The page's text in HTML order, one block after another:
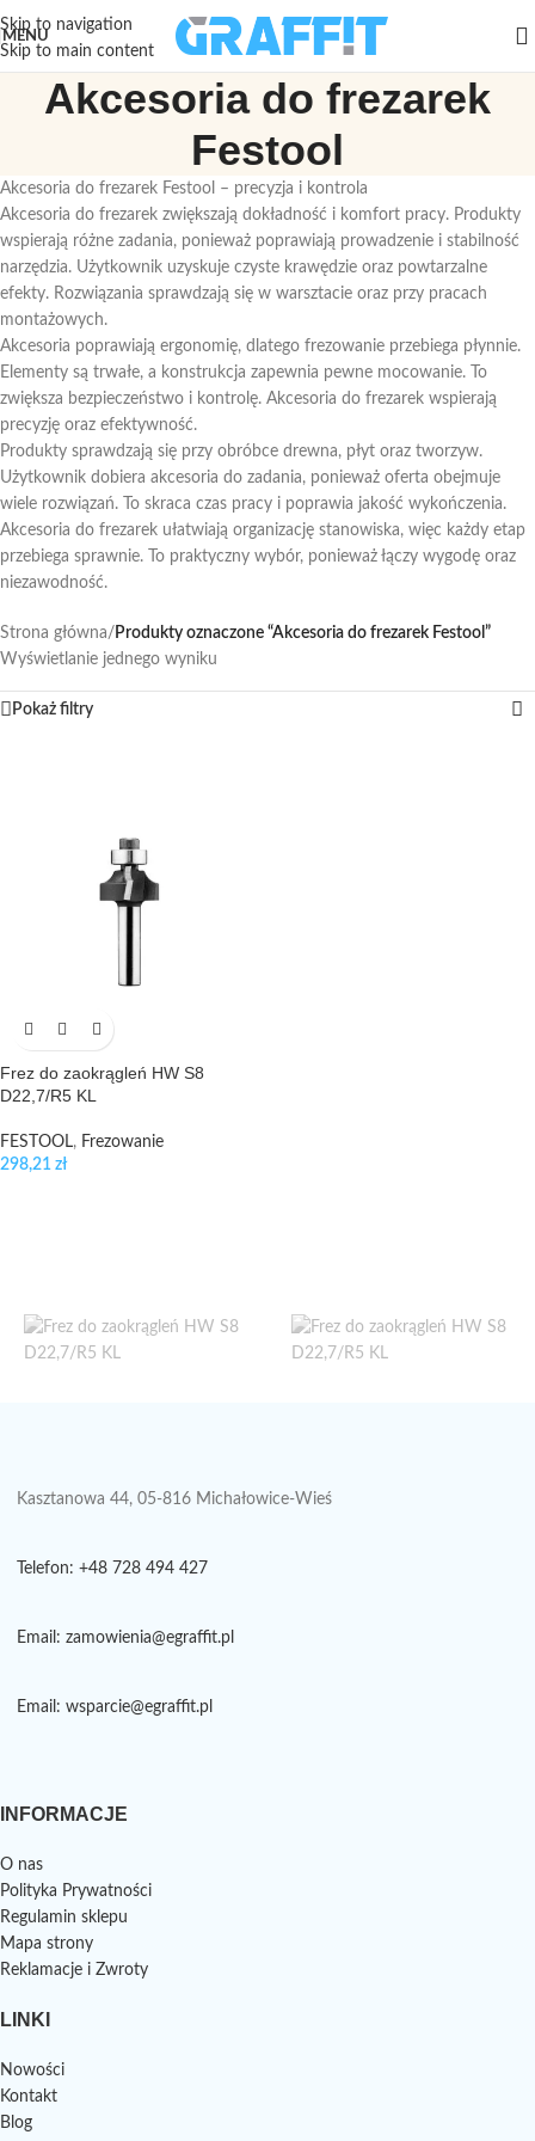
Skip to navigation
Skip to main content
MENU
Akcesoria do frezarek
Festool
Akcesoria do frezarek Festool – precyzja i kontrola
Akcesoria do frezarek zwiększają dokładność i komfort pracy. Produkty
wspierają różne zadania, ponieważ poprawiają prowadzenie i stabilność
narzędzia. Użytkownik uzyskuje czyste krawędzie oraz powtarzalne
efekty. Rozwiązania sprawdzają się w warsztacie oraz przy pracach
montażowych.
Akcesoria poprawiają ergonomię, dlatego frezowanie przebiega płynnie.
Elementy są trwałe, a konstrukcja zapewnia pewne mocowanie. To
zwiększa bezpieczeństwo i kontrolę. Akcesoria do frezarek wspierają
precyzję oraz efektywność.
Produkty sprawdzają się przy obróbce drewna, płyt oraz tworzyw.
Użytkownik dobiera akcesoria do zadania, ponieważ oferta obejmuje
wiele rozwiązań. To skraca czas pracy i poprawia jakość wykończenia.
Akcesoria do frezarek ułatwiają organizację stanowiska, więc każdy etap
przebiega sprawnie. To praktyczny wybór, ponieważ łączy wygodę oraz
niezawodność.
Strona główna/ Produkty oznaczone “Akcesoria do frezarek Festool”
Wyświetlanie jednego wyniku
Pokaż filtry
Frez do zaokrągleń HW S8
D22,7/R5 KL
FESTOOL, Frezowanie
298,21 zł
Kasztanowa 44, 05-816 Michałowice-Wieś
Telefon: +48 728 494 427
Email: zamowienia@egraffit.pl
Email: wsparcie@egraffit.pl
INFORMACJE
O nas
Polityka Prywatności
Regulamin sklepu
Mapa strony
Reklamacje i Zwroty
LINKI
Nowości
Kontakt
Blog